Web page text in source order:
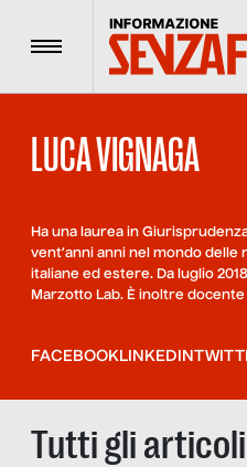
Menu
LUCA VIGNAGA
Ha una laurea in
vent’anni anni nel mondo delle
italiane ed estere. Da luglio
Marzotto Lab. È inoltre
FACEBOOKLINKEDIN
Tutti gli articoli